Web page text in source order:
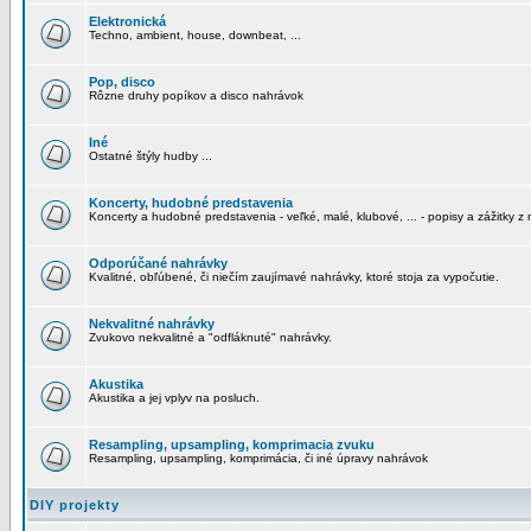
Elektronická
Techno, ambient, house, downbeat, ...
Pop, disco
Rôzne druhy popíkov a disco nahrávok
Iné
Ostatné štýly hudby ...
Koncerty, hudobné predstavenia
Koncerty a hudobné predstavenia - veľké, malé, klubové, ... - popisy a zážitky z
Odporúčané nahrávky
Kvalitné, obľúbené, či niečím zaujímavé nahrávky, ktoré stoja za vypočutie.
Nekvalitné nahrávky
Zvukovo nekvalitné a "odfláknuté" nahrávky.
Akustika
Akustika a jej vplyv na posluch.
Resampling, upsampling, komprimacia zvuku
Resampling, upsampling, komprimácia, či iné úpravy nahrávok
DIY projekty